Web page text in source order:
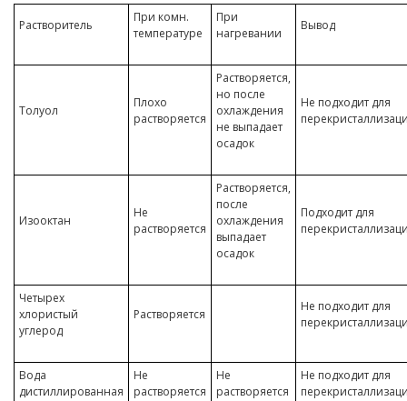
Растворитель
При комн.
температуре
При
нагревании
Вывод
Толуол
Плохо
растворяется
Растворяется,
но после
охлаждения
не выпадает
осадок
Не подходит для
Изооктан
Не
растворяется
Растворяется,
после
охлаждения
выпадает
осадок
Подходит для
Четырех
хлористый
углерод
Растворяется
Не подходит для
Вода
дистиллированная
Не
растворяется
Не
растворяется
Не подходит для